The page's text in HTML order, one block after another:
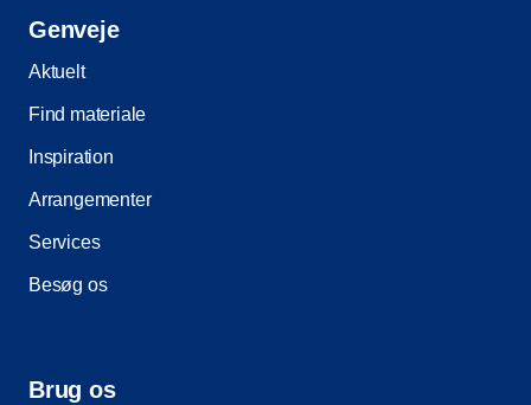
Genveje
Aktuelt
Find materiale
Inspiration
Arrangementer
Services
Besøg os
Brug os